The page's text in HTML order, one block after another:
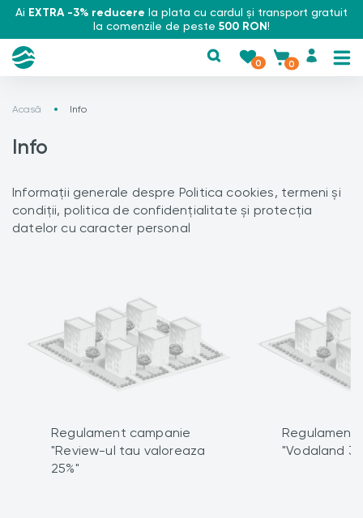
Ai EXTRA -3% reducere la plata cu cardul și transport gratuit
la comenzile de peste 500 RON!
0 0
Acasă Info
Info
Informații generale despre Politica cookies, termeni și
condiții, politica de confidențialitate și protecția
datelor cu caracter personal
Regulament campanie
"Review-ul tau valoreaza
25%"
Regulament
"Vodaland 3